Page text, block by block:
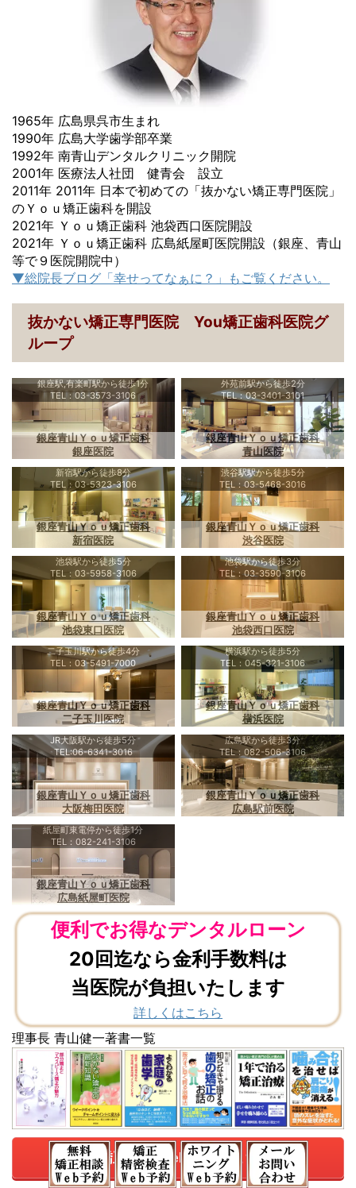
1965年 広島県呉市生まれ
1990年 広島大学歯学部卒業
1992年 南青山デンタルクリニック開院
2001年 医療法人社団 健青会 設立
2011年 2011年 日本で初めての「抜かない矯正専門医院」
のＹｏｕ矯正歯科を開設
2021年 Ｙｏｕ矯正歯科 池袋西口医院開設
2021年 Ｙｏｕ矯正歯科 広島紙屋町医院開設（銀座、青山
等で９医院開院中）
▼総院長ブログ「幸せってなぁに？」もご覧ください。
抜かない矯正専門医院 You矯正歯科医院グ
ループ
銀座駅,有楽町駅から徒歩1分
TEL：03-3573-3106
銀座青山Ｙｏｕ矯正歯科
銀座医院
外苑前駅から徒歩2分
TEL：03-3401-3101
銀座青山Ｙｏｕ矯正歯科
青山医院
新宿駅から徒歩8分
TEL：03-5323-3106
銀座青山Ｙｏｕ矯正歯科
新宿医院
渋谷駅駅から徒歩5分
TEL：03-5468-3016
銀座青山Ｙｏｕ矯正歯科
渋谷医院
池袋駅から徒歩5分
TEL：03-5958-3106
銀座青山Ｙｏｕ矯正歯科
池袋東口医院
池袋駅から徒歩3分
TEL：03-3590-3106
銀座青山Ｙｏｕ矯正歯科
池袋西口医院
二子玉川駅から徒歩4分
TEL：03-5491-7000
銀座青山Ｙｏｕ矯正歯科
二子玉川医院
横浜駅から徒歩5分
TEL：045-321-3106
銀座青山Ｙｏｕ矯正歯科
横浜医院
JR大阪駅から徒歩5分
TEL:06-6341-3016
銀座青山Ｙｏｕ矯正歯科
大阪梅田医院
広島駅から徒歩3分
TEL：082-506-3106
銀座青山Ｙｏｕ矯正歯科
広島駅前医院
紙屋町東電停から徒歩1分
TEL：082-241-3106
銀座青山Ｙｏｕ矯正歯科
広島紙屋町医院
便利でお得なデンタルローン
20回迄なら金利手数料は
当医院が負担いたします
詳しくはこちら
理事長 青山健一著書一覧
無料矯正相談Web予約はこちら